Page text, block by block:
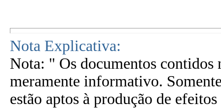
Nota Explicativa:
Nota: " Os documentos contidos
meramente informativo.
estão aptos à produção de